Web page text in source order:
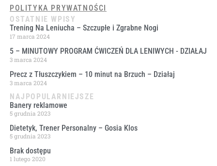
POLITYKA PRYWATNOŚCI
OSTATNIE WPISY
Trening Na Leniucha – Szczupłe i Zgrabne Nogi
17 marca 2024
5 – MINUTOWY PROGRAM ĆWICZEŃ DLA LENIWYCH ​- DZIAŁAJ
3 marca 2024
Precz z Tłuszczykiem – 10 minut na Brzuch – Działaj
3 marca 2024
NAJPOPULARNIEJSZE
Banery reklamowe
5 grudnia 2023
Dietetyk, Trener Personalny – Gosia Klos
5 grudnia 2023
Brak dostępu
1 lutego 2020